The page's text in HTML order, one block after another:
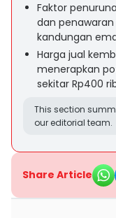
Faktor
dan
kandungan
Harga jual
menerapkan
sekitar Rp400
This section
our editorial team.
Share Article